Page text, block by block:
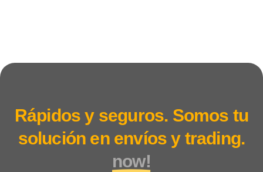
Rápidos y seguros. Somos tu
solución en envíos y trading.
now!